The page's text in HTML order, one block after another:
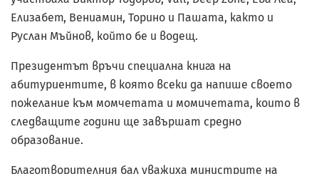
Елизабет, Вениамин, Торино и Пашата, както и
Руслан Мъйнов, който бе и водещ.
Президентът връчи специална книга на
абитуриентите, в която всеки да напише своето
пожелание към момчетата и момичетата, които в
следващите години ще завършат средно
образование.
Благотворителния бал уважиха министрите на